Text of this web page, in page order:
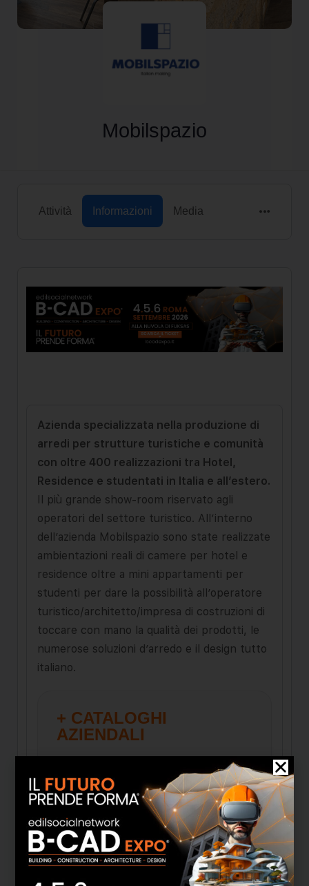
Mobilspazio
Attività Informazioni Media
Azienda specializzata nella produzione di
arredi per strutture turistiche e comunità
con oltre 400 realizzazioni tra Hotel,
Residence e studentati in Italia e all’estero.
Il più grande show-room riservato agli
operatori del settore turistico. All’interno
dell’azienda Mobilspazio sono state realizzate
ambientazioni reali di camere per hotel e
residence oltre a mini appartamenti per
studenti per dare la possibilità all’operatore
turistico/architetto/impresa di costruzioni di
toccare con mano la qualità dei prodotti, le
numerose soluzioni d’arredo e il design tutto
italiano.
+ CATALOGHI
AZIENDALI
PDF PDF